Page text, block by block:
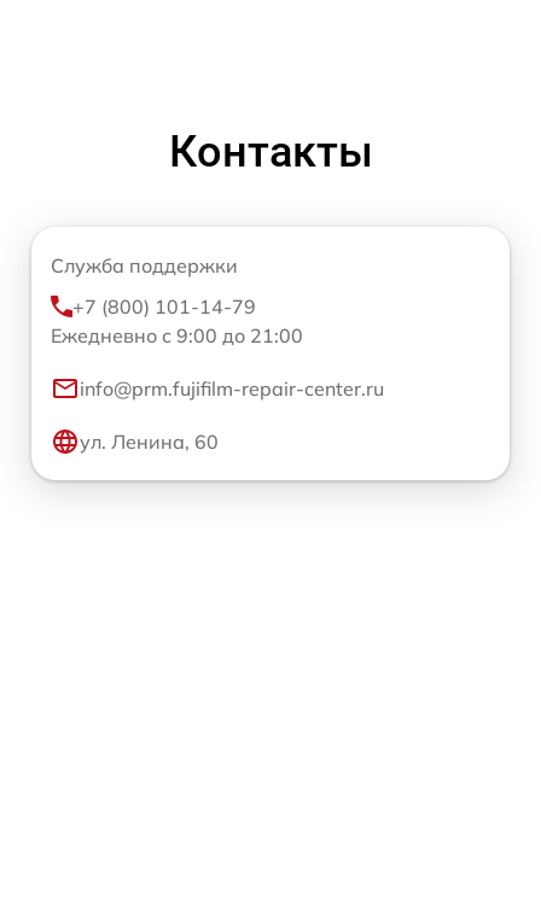
Контакты
Служба поддержки
+7 (800) 101-14-79
Ежедневно с 9:00 до 21:00
info@prm.fujifilm-repair-center.ru
ул. Ленина, 60